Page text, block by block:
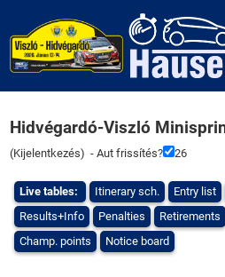
Hidvégardó-Viszló
(Kijelentkezés) - Aut frissítés? 26
Live tables: Itinerary sch. Entry list
Results+Info
Penalties Retirements
Champ. points
Notice board